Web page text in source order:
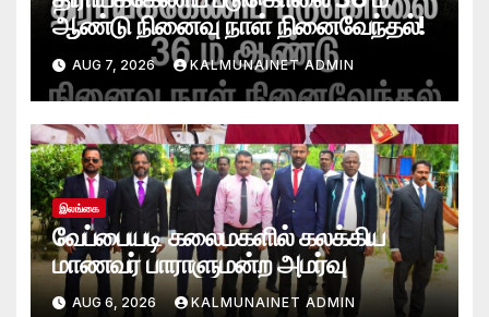
ஆண்டு நினைவு நாள் நினைவேந்தல்!
AUG 7, 2026 KALMUNAINET ADMIN
இலங்கை
வேப்பையடி கலைமகளில் கலக்கிய
மாணவர் பாராளுமன்ற அமர்வு
AUG 6, 2026 KALMUNAINET ADMIN